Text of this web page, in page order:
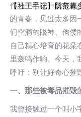
【社工手记】防范青
作为一名在一线奋战
的青春，见过太多因
们空洞的眼神、佝偻
自己精心培育的花朵
里轰鸣作响。今天，
呼吁：别让好奇心摧
一、那些被毒品摧毁
我曾接触过一个叫小